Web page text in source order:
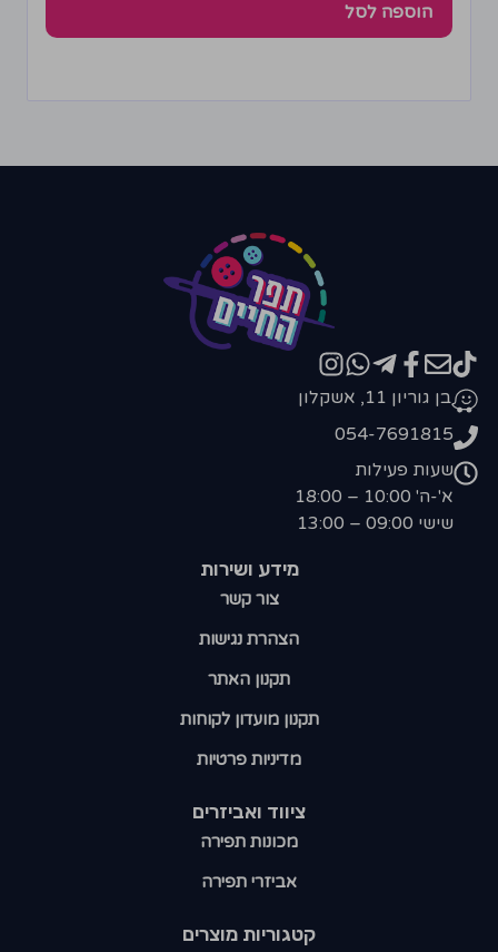
הוספה לסל
קטגוריות מוצרים​
ציווד ואביזרים
מכונות תפירה
אביזרי תפירה
מידע ושירות
צור קשר
הצהרת נגישות
תקנון האתר
תקנון מועדון לקוחות
מדיניות פרטיות
בן גוריון 11, אשקלון
054-7691815
שעות פעילות
א'-ה' 10:00 – 18:00
שישי 09:00 – 13:00